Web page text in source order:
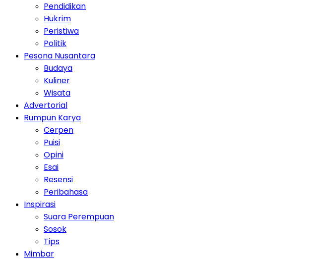
Pendidikan
Hukrim
Peristiwa
Politik
Pesona Nusantara
Budaya
Kuliner
Wisata
Advertorial
Rumpun Karya
Cerpen
Puisi
Opini
Esai
Resensi
Peribahasa
Inspirasi
Suara Perempuan
Sosok
Tips
Mimbar